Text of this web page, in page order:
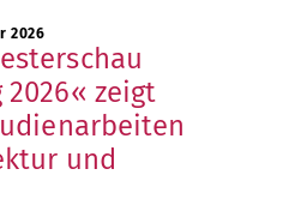
2026
zeigt
und